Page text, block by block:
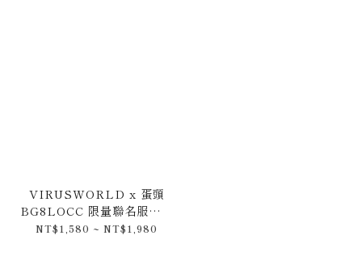
VIRUSWORLD x 蛋頭
BG8LOCC 限量聯名服飾專
區
NT$1,580 ~ NT$1,980